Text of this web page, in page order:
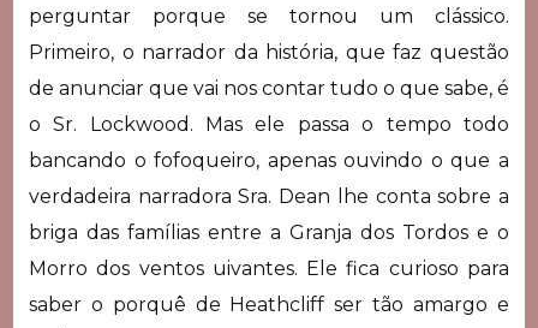
perguntar porque se tornou um clássico.
Primeiro, o narrador da história, que faz questão
de anunciar que vai nos contar tudo o que sabe, é
o Sr. Lockwood. Mas ele passa o tempo todo
bancando o fofoqueiro, apenas ouvindo o que a
verdadeira narradora Sra. Dean lhe conta sobre a
briga das famílias entre a Granja dos Tordos e o
Morro dos ventos uivantes. Ele fica curioso para
saber o porquê de Heathcliff ser tão amargo e